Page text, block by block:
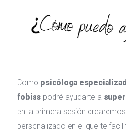
Como psicóloga
fobia podré ayudarte a
en la primera sesión crearemos
personalizado en el que te